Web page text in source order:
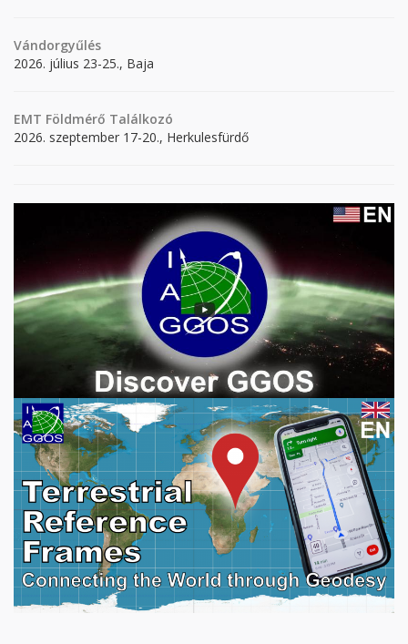
Vándorgyűlés
2026. július 23-25., Baja
EMT Földmérő Találkozó
2026. szeptember 17-20., Herkulesfürdő